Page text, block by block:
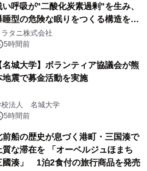
い呼吸が"二酸化炭素過剰"を生み、
睡型の危険な眠りをつくる構造を解
ラタニ株式会社
5時間前
名城大学】ボランティア協議会が熊
地震で募金活動を実施
校法人 名城大学
5時間前
前船の歴史が息づく港町・三国湊で
質な滞在を 「オーベルジュほまち
國湊」 1泊2食付の旅行商品を発売